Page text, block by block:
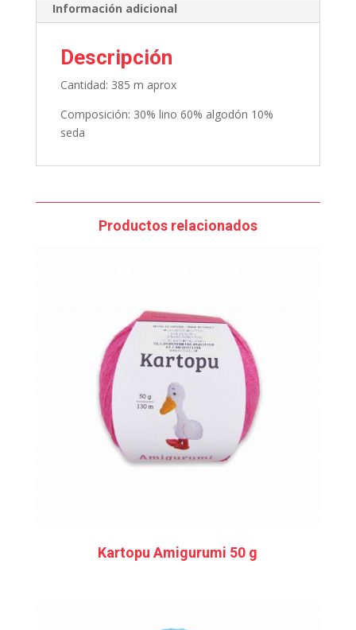
Información adicional
Descripción
Cantidad: 385 m aprox
Composición: 30% lino 60% algodón 10%
seda
Productos relacionados
Kartopu Amigurumi 50 g